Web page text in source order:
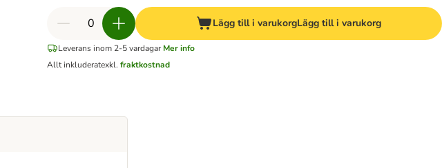
Lägg till i varukorgLägg till i varukorg
Leverans inom 2-5 vardagar Mer info
Allt inkluderatexkl.fraktkostnad